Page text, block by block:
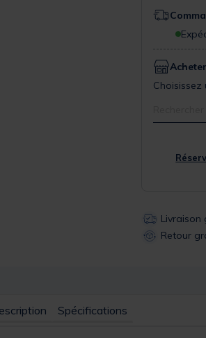
Livraison
Retour
Spécifications